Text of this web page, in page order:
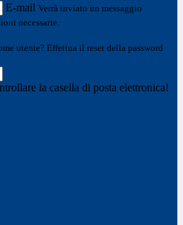
E-mail Verrà inviato un messaggio
necessarie.
utente? Effettua il reset della password
la casella di posta elettronica!